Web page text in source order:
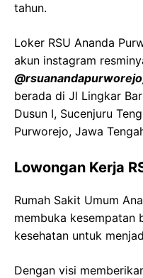
tahun.
Loker RSU Ananda
akun instagram
berada di Jl Lingkar
Dusun I, Sucenjuru
Purworejo, Jawa
Lowongan Kerja
Rumah Sakit Umum
membuka kesempatan
kesehatan untuk
Dengan visi